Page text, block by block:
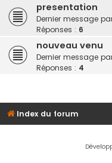
presentation
Dernier message
Réponses : 6
nouveau venu
Dernier message
Réponses : 4
Index du forum